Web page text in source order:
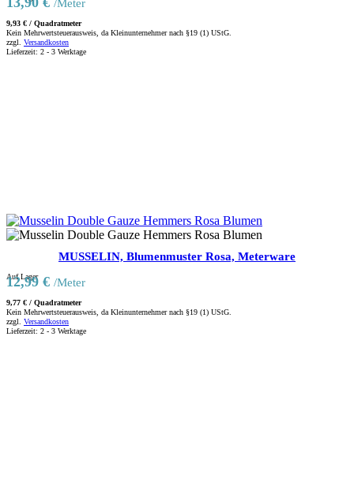
/Meter
9,93 € / Quadratmeter
Kein Mehrwertsteuerausweis, da Kleinunternehmer nach §19 (1) UStG.
zzgl. Versandkosten
Lieferzeit: 2 - 3 Werktage
MUSSELIN, Blumenmuster Rosa, Meterware
Auf Lager
12,99 € /Meter
9,77 € / Quadratmeter
Kein Mehrwertsteuerausweis, da Kleinunternehmer nach §19 (1) UStG.
zzgl. Versandkosten
Lieferzeit: 2 - 3 Werktage